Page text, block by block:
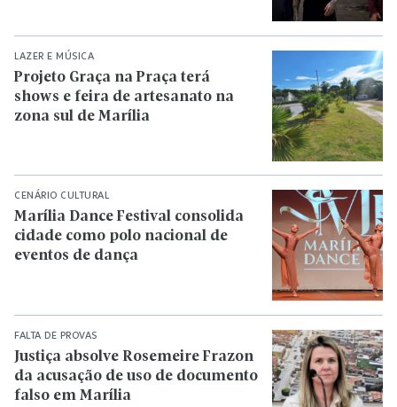
LAZER E MÚSICA
Projeto Graça na Praça terá
shows e feira de artesanato na
zona sul de Marília
CENÁRIO CULTURAL
Marília Dance Festival consolida
cidade como polo nacional de
eventos de dança
FALTA DE PROVAS
Justiça absolve Rosemeire Frazon
da acusação de uso de documento
falso em Marília